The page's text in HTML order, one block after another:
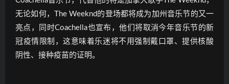
无论如何，The Weeknd的登场都将成为加州音乐节的又一
亮点，同时Coachella也宣布，他们将取消今年音乐节的新
冠疫情限制，这意味着乐迷将不用强制戴口罩、提供核酸
阴性、接种疫苗的证明。